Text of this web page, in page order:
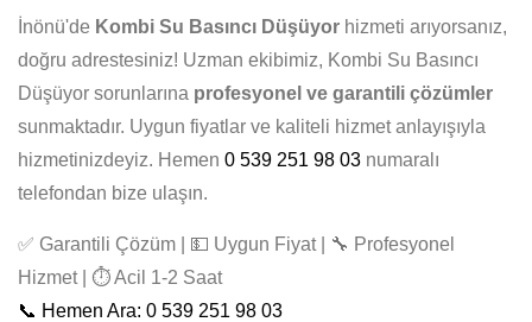
İnönü'de Kombi Su Basıncı Düşüyor hizmeti arıyorsanız,
doğru adrestesiniz! Uzman ekibimiz, Kombi Su Basıncı
Düşüyor sorunlarına profesyonel ve garantili çözümler
sunmaktadır. Uygun fiyatlar ve kaliteli hizmet anlayışıyla
hizmetinizdeyiz. Hemen 0 539 251 98 03 numaralı
telefondan bize ulaşın.
✅ Garantili Çözüm | 💵 Uygun Fiyat | 🔧 Profesyonel
Hizmet | ⏱️ Acil 1-2 Saat
📞 Hemen Ara: 0 539 251 98 03